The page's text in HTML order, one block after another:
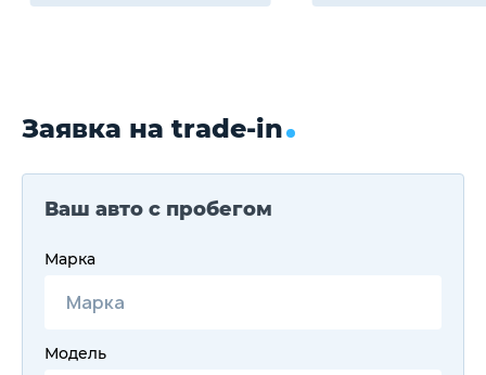
Заявка на trade-in
Ваш авто с пробегом
Марка
Модель